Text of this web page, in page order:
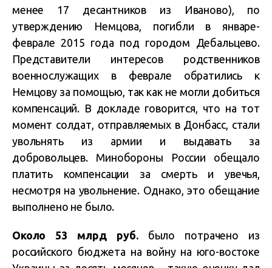
менее 17 десантников из Иваново), по
утверждению Немцова, погибли в январе-
феврале 2015 года под городом Дебальцево.
Представители интересов родственников
военнослужащих в феврале обратились к
Немцову за помощью, так как не могли добиться
компенсаций. В докладе говорится, что на тот
момент солдат, отправляемых в Донбасс, стали
увольнять из армии и выдавать за
добровольцев. Минобороны России обещало
платить компенсации за смерть и увечья,
несмотря на увольнение. Однако, это обещание
выполнено не было.
Около 53 млрд руб.было потрачено из
российского бюджета на войну на юго-востоке